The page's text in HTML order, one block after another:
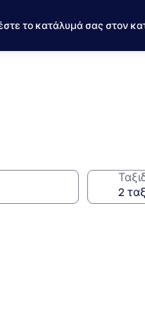
το κατάλυμά σας στον